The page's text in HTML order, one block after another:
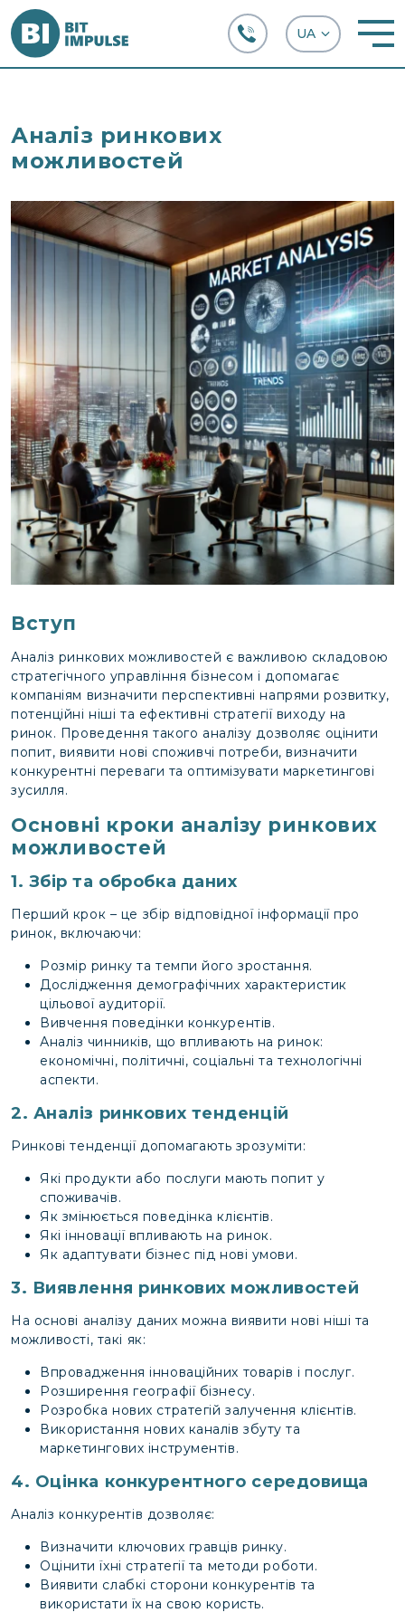
Аналіз ринкових
можливостей
Вступ
Аналіз ринкових можливостей є важливою складовою
стратегічного управління бізнесом і допомагає
компаніям визначити перспективні напрями розвитку,
потенційні ніші та ефективні стратегії виходу на
ринок. Проведення такого аналізу дозволяє оцінити
попит, виявити нові споживчі потреби, визначити
конкурентні переваги та оптимізувати маркетингові
зусилля.
Основні кроки аналізу ринкових
можливостей
1. Збір та обробка даних
Перший крок – це збір відповідної інформації про
ринок, включаючи:
Розмір ринку та темпи його зростання.
Дослідження демографічних характеристик
цільової аудиторії.
Вивчення поведінки конкурентів.
Аналіз чинників, що впливають на ринок:
економічні, політичні, соціальні та технологічні
аспекти.
2. Аналіз ринкових тенденцій
Ринкові тенденції допомагають зрозуміти:
Які продукти або послуги мають попит у
споживачів.
Як змінюється поведінка клієнтів.
Які інновації впливають на ринок.
Як адаптувати бізнес під нові умови.
3. Виявлення ринкових можливостей
На основі аналізу даних можна виявити нові ніші та
можливості, такі як:
Впровадження інноваційних товарів і послуг.
Розширення географії бізнесу.
Розробка нових стратегій залучення клієнтів.
Використання нових каналів збуту та
маркетингових інструментів.
4. Оцінка конкурентного середовища
Аналіз конкурентів дозволяє:
Визначити ключових гравців ринку.
Оцінити їхні стратегії та методи роботи.
Виявити слабкі сторони конкурентів та
використати їх на свою користь.